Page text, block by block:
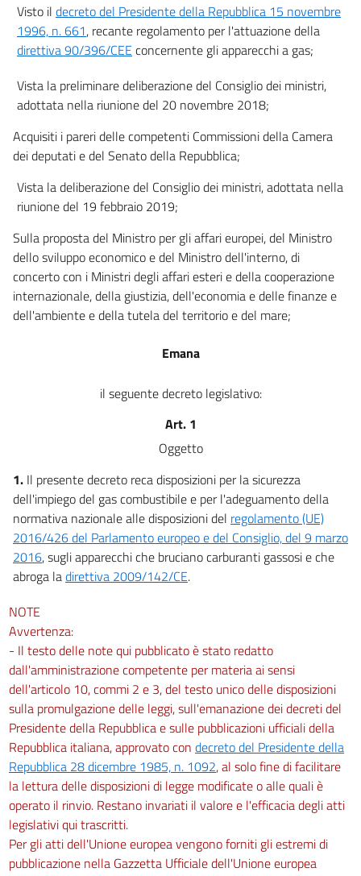
Visto il decreto del Presidente della Repubblica 15 novembre
1996, n. 661, recante regolamento per l'attuazione della
direttiva 90/396/CEE concernente gli apparecchi a gas;
Vista la preliminare deliberazione del Consiglio dei ministri,
adottata nella riunione del 20 novembre 2018;
Acquisiti i pareri delle competenti Commissioni della Camera
dei deputati e del Senato della Repubblica;
Vista la deliberazione del Consiglio dei ministri, adottata nella
riunione del 19 febbraio 2019;
Sulla proposta del Ministro per gli affari europei, del Ministro
dello sviluppo economico e del Ministro dell'interno, di
concerto con i Ministri degli affari esteri e della cooperazione
internazionale, della giustizia, dell'economia e delle finanze e
dell'ambiente e della tutela del territorio e del mare;
Emana
il seguente decreto legislativo:
Art. 1
Oggetto
1. Il presente decreto reca disposizioni per la sicurezza
dell'impiego del gas combustibile e per l'adeguamento della
normativa nazionale alle disposizioni del regolamento (UE)
2016/426 del Parlamento europeo e del Consiglio, del 9 marzo
2016, sugli apparecchi che bruciano carburanti gassosi e che
abroga ladirettiva 2009/142/CE.
NOTE
Avvertenza:
- Il testo delle note qui pubblicato è stato redatto
dall'amministrazione competente per materia ai sensi
dell'articolo 10, commi 2 e 3, del testo unico delle disposizioni
sulla promulgazione delle leggi, sull'emanazione dei decreti del
Presidente della Repubblica e sulle pubblicazioni ufficiali della
Repubblica italiana, approvato con decreto del Presidente della
Repubblica 28 dicembre 1985, n. 1092, al solo fine di facilitare
la lettura delle disposizioni di legge modificate o alle quali è
operato il rinvio. Restano invariati il valore e l'efficacia degli atti
legislativi qui trascritti.
Per gli atti dell'Unione europea vengono forniti gli estremi di
pubblicazione nella Gazzetta Ufficiale dell'Unione europea